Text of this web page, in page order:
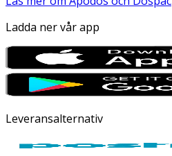
Ladda ner vår app
Leveransalternativ